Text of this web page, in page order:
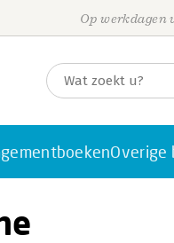
Op werkdagen
Overige